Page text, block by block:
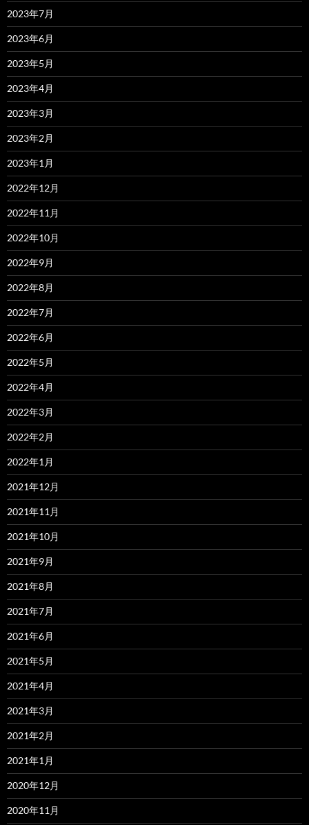
2023年7月
2023年6月
2023年5月
2023年4月
2023年3月
2023年2月
2023年1月
2022年12月
2022年11月
2022年10月
2022年9月
2022年8月
2022年7月
2022年6月
2022年5月
2022年4月
2022年3月
2022年2月
2022年1月
2021年12月
2021年11月
2021年10月
2021年9月
2021年8月
2021年7月
2021年6月
2021年5月
2021年4月
2021年3月
2021年2月
2021年1月
2020年12月
2020年11月